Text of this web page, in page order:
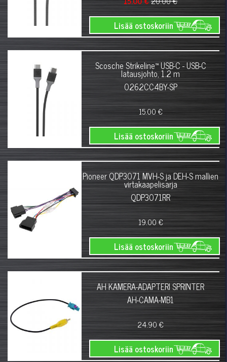
Lisää ostoskoriin
Scosche Strikeline™ USB-C - USB-C
latausjohto, 1.2 m
0262CC4BY-SP
15.00 €
Lisää ostoskoriin
Pioneer QDP3071 MVH-S ja DEH-S mallien
virtakaapelisarja
QDP3071RR
19.00 €
Lisää ostoskoriin
AH KAMERA-ADAPTERI SPRINTER
AH-CAMA-MB1
24.90 €
Lisää ostoskoriin